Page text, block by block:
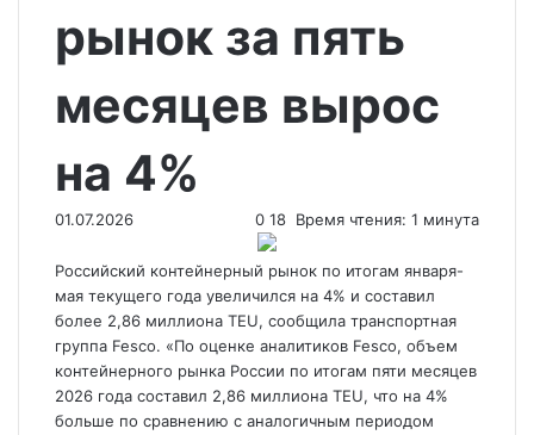
рынок за пять
месяцев вырос
на 4%
01.07.2026 0 18 Время чтения: 1 минута
Российский контейнерный рынок по итогам января-
мая текущего года увеличился на 4% и составил
более 2,86 миллиона TEU, сообщила транспортная
группа Fesco. «По оценке аналитиков Fesco, объем
контейнерного рынка России по итогам пяти месяцев
2026 года составил 2,86 миллиона TEU, что на 4%
больше по сравнению с аналогичным периодом